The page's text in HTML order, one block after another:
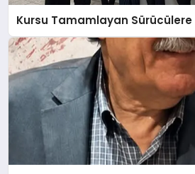
Kursu Tamamlayan